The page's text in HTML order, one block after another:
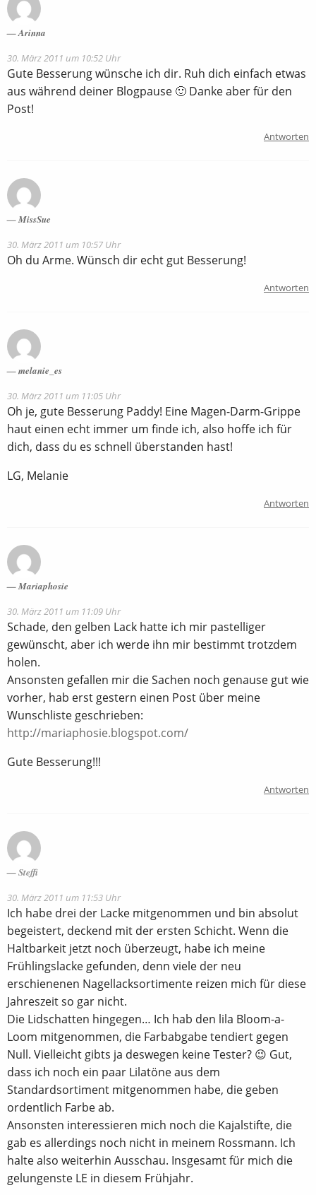
Arinna
30. März 2011 um 10:52 Uhr
Gute Besserung wünsche ich dir. Ruh dich einfach etwas
aus während deiner Blogpause 🙂 Danke aber für den
Post!
Antworten
MissSue
30. März 2011 um 10:57 Uhr
Oh du Arme. Wünsch dir echt gut Besserung!
Antworten
melanie_es
30. März 2011 um 11:05 Uhr
Oh je, gute Besserung Paddy! Eine Magen-Darm-Grippe
haut einen echt immer um finde ich, also hoffe ich für
dich, dass du es schnell überstanden hast!
LG, Melanie
Antworten
Mariaphosie
30. März 2011 um 11:09 Uhr
Schade, den gelben Lack hatte ich mir pastelliger
gewünscht, aber ich werde ihn mir bestimmt trotzdem
holen.
Ansonsten gefallen mir die Sachen noch genause gut wie
vorher, hab erst gestern einen Post über meine
Wunschliste geschrieben:
http://mariaphosie.blogspot.com/
Gute Besserung!!!
Antworten
Steffi
30. März 2011 um 11:53 Uhr
Ich habe drei der Lacke mitgenommen und bin absolut
begeistert, deckend mit der ersten Schicht. Wenn die
Haltbarkeit jetzt noch überzeugt, habe ich meine
Frühlingslacke gefunden, denn viele der neu
erschienenen Nagellacksortimente reizen mich für diese
Jahreszeit so gar nicht.
Die Lidschatten hingegen… Ich hab den lila Bloom-a-
Loom mitgenommen, die Farbabgabe tendiert gegen
Null. Vielleicht gibts ja deswegen keine Tester? 😉 Gut,
dass ich noch ein paar Lilatöne aus dem
Standardsortiment mitgenommen habe, die geben
ordentlich Farbe ab.
Ansonsten interessieren mich noch die Kajalstifte, die
gab es allerdings noch nicht in meinem Rossmann. Ich
halte also weiterhin Ausschau. Insgesamt für mich die
gelungenste LE in diesem Frühjahr.